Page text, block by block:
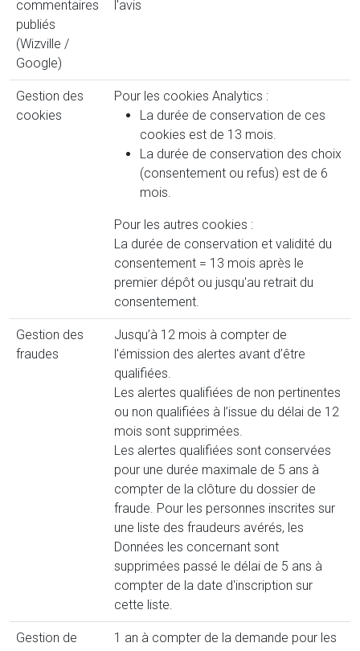
commentaires
publiés
(Wizville /
Google)
l'avis
Gestion des
cookies
Pour les cookies Analytics :
La durée de conservation de ces
cookies est de 13 mois.
La durée de conservation des choix
(consentement ou refus) est de 6
mois.
Pour les autres cookies :
La durée de conservation et validité du
consentement = 13 mois après le
premier dépôt ou jusqu'au retrait du
consentement.
Gestion des
fraudes
Jusqu’à 12 mois à compter de
l'émission des alertes avant d’être
qualifiées.
Les alertes qualifiées de non pertinentes
ou non qualifiées à l’issue du délai de 12
mois sont supprimées.
Les alertes qualifiées sont conservées
pour une durée maximale de 5 ans à
compter de la clôture du dossier de
fraude. Pour les personnes inscrites sur
une liste des fraudeurs avérés, les
Données les concernant sont
supprimées passé le délai de 5 ans à
compter de la date d'inscription sur
cette liste.
Gestion de
1 an à compter de la demande pour les